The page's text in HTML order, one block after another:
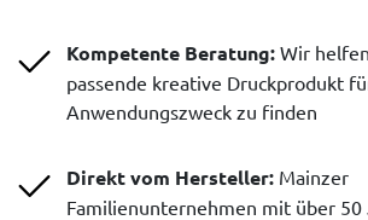
Kompetente Beratung: Wir
passende kreative Druckprodukt
Anwendungszweck zu finden
Direkt vom Hersteller: Mainzer
Familienunternehmen mit über 50